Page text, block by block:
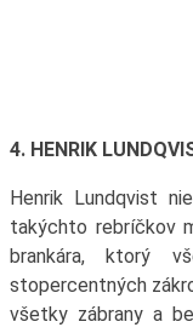
4. HENRIK
Henrik Lundqvist
takýchto rebríčkov
brankára, ktorý
stopercentných
všetky zábrany a